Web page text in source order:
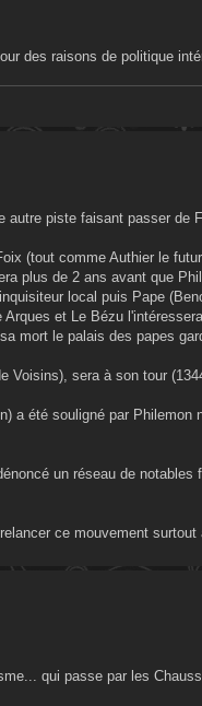
des raisons de politique
piste faisant passer de
(tout comme Authier le
plus de 2 ans avant que
local puis Pape
et Le Bézu
mort le palais des papes
Voisins), sera à son tour
a été souligné par
un réseau de
ce mouvement surtout
qui passe par les